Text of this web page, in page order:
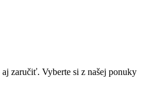
zaručiť. Vyberte si z našej ponuky